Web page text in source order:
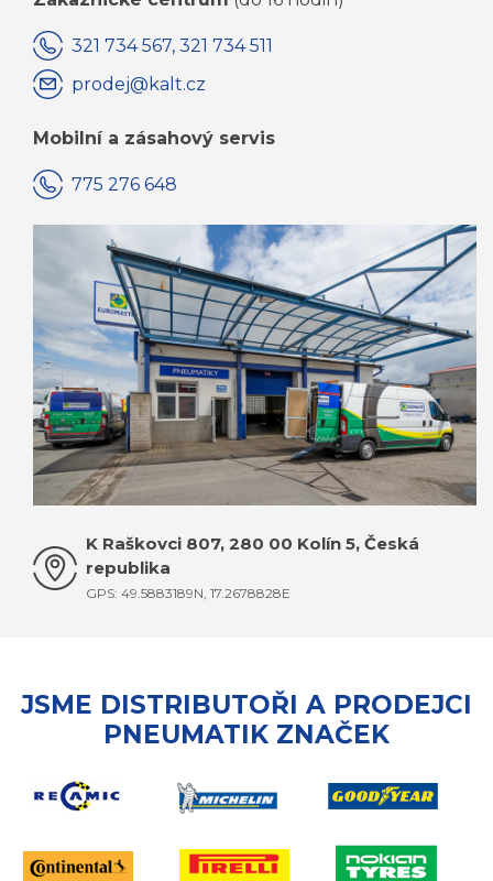
321 734 567, 321 734 511
prodej@kalt.cz
Mobilní a zásahový servis
775 276 648
KOMPLETNÍ KONTAKTY JSOU ZDE
K Raškovci 807, 280 00 Kolín 5, Česká
republika
GPS: 49.5883189N, 17.2678828E
JSME DISTRIBUTOŘI A PRODEJCI
PNEUMATIK ZNAČEK